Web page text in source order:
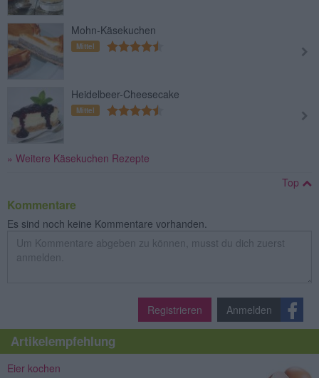
Mohn-Käsekuchen
Mittel
Heidelbeer-Cheesecake
Mittel
» Weitere Käsekuchen Rezepte
Top
Kommentare
Es sind noch keine Kommentare vorhanden.
Registrieren Anmelden
Artikelempfehlung
Eier kochen